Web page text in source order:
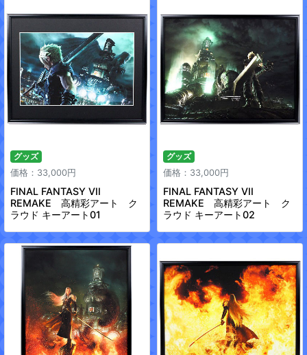
グッズ
価格：33,000円
FINAL FANTASY VII
REMAKE 高精彩アート ク
ラウド キーアート01
グッズ
価格：33,000円
FINAL FANTASY VII
REMAKE 高精彩アート ク
ラウド キーアート02